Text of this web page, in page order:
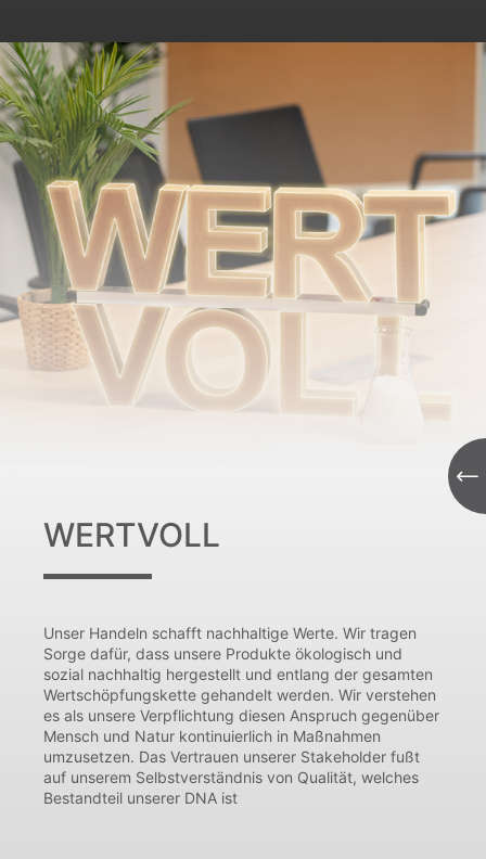
WERTVOLL
Unser Handeln schafft nachhaltige Werte. Wir tragen
Sorge dafür, dass unsere Produkte ökologisch und
sozial nachhaltig hergestellt und entlang der gesamten
Wertschöpfungskette gehandelt werden. Wir verstehen
es als unsere Verpflichtung diesen Anspruch gegenüber
Mensch und Natur kontinuierlich in Maßnahmen
umzusetzen. Das Vertrauen unserer Stakeholder fußt
auf unserem Selbstverständnis von Qualität, welches
Bestandteil unserer DNA ist